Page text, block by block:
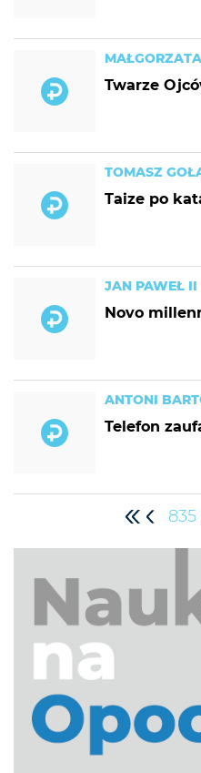
Twarze
TOMASZ
Taize po
JAN PAWEŁ II
Novo
ANTONI
Telefon
835